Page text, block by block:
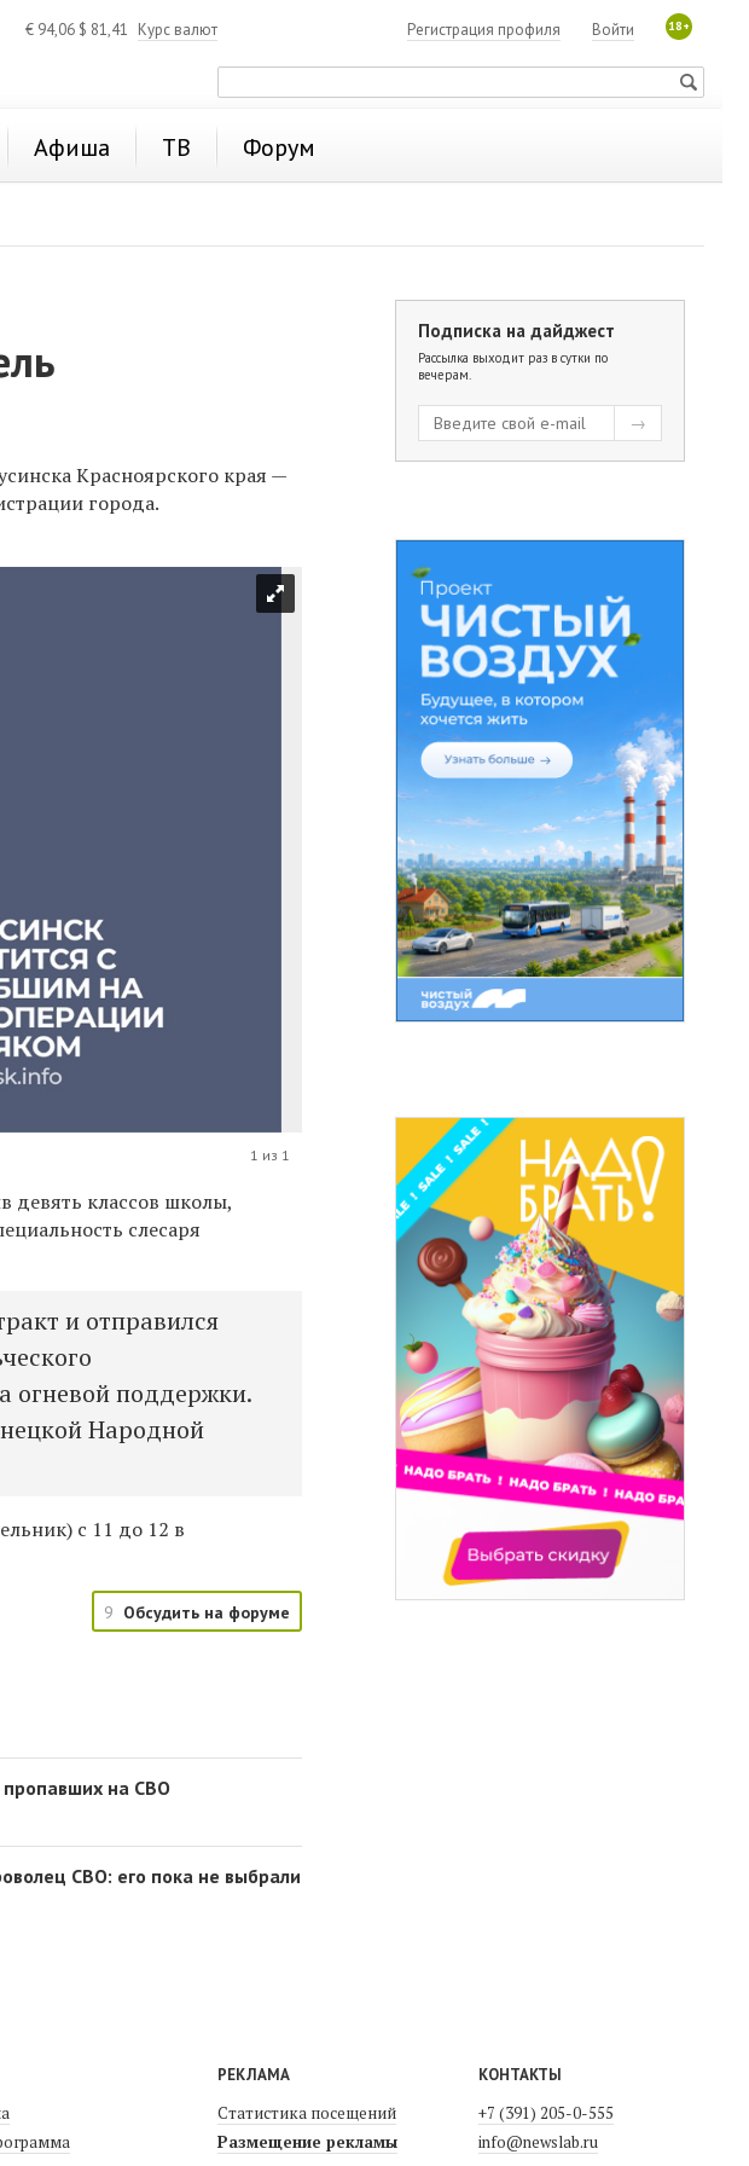
€ 94,06 $ 81,41 Курс валют 18+
Войти
Регистрация профиля
Афиша ТВ Форум
Красноярского края —
города.
1 из 1
девять классов школы,
слесаря
и отправился
огневой поддержки.
Народной
с 11 до 12 в
9 Обсудить на форуме
пропавших на СВО
СВО: его пока не выбрали
Подписка на дайджест
Рассылка выходит раз в сутки по
вечерам.
РЕКЛАМА
Статистика посещений
Размещение рекламы
КОНТАКТЫ
+7 (391) 205-0-555
info@newslab.ru